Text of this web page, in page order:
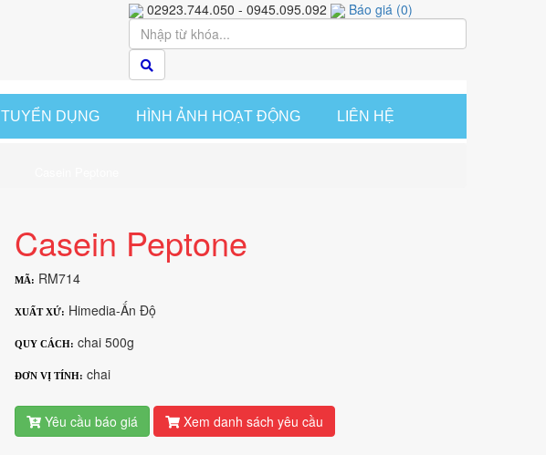
02923.744.050 - 0945.095.092 Báo giá (0)
TUYỂN DỤNG HÌNH ẢNH HOẠT ĐỘNG LIÊN HỆ
Casein Peptone
MÃ: RM714
XUẤT XỨ: Himedia-Ấn Độ
QUY CÁCH: chai 500g
ĐƠN VỊ TÍNH: chai
Yêu cầu báo giá Xem danh sách yêu cầu